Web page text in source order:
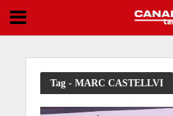
19 años y sin miedo a nadie: El
Tag - MARC CASTELLVI